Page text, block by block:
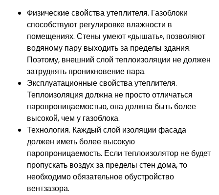
Физические свойства утеплителя. Газоблоки
способствуют регулировке влажности в
помещениях. Стены умеют «дышать», позволяют
водяному пару выходить за пределы здания.
Поэтому, внешний слой теплоизоляции не должен
затруднять проникновение пара.
Эксплуатационные свойства утеплителя.
Теплоизоляция должна не просто отличаться
паропроницаемостью, она должна быть более
высокой, чем у газоблока.
Технология. Каждый слой изоляции фасада
должен иметь более высокую
паропроницаемость. Если теплоизолятор не будет
пропускать воздух за пределы стен дома, то
необходимо обязательное обустройство
вентзазора.